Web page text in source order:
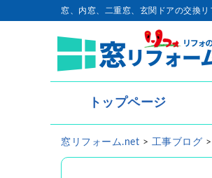
窓、内窓、二重窓、玄関ドアの交換
- 内窓・二重窓
トップページ
窓リフォーム.net > 工事ブログ >